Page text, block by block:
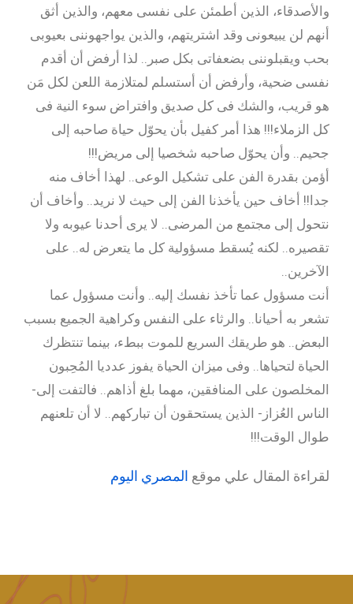
والأصدقاء، الذين أطمئن على نفسى معهم، والذين أثق
أنهم لن يبيعونى وقد اشتريتهم، والذين يواجهوننى بعيوبى
بحب ويقبلوننى بضعفاتى بكل صبر.. لذا أرفض أن أقدم
نفسى ضحية، وأرفض أن أستسلم لمتلازمة اللعن لكل مَن
هو قريب، والشك فى كل صديق وافتراض سوء النية فى
كل الزملاء!!! هذا أمر كفيل بأن يحوّل حياة صاحبه إلى
جحيم.. وأن يحوّل صاحبه شخصيا إلى مريض!!!
أؤمن بقدرة الفن على تشكيل الوعى.. لهذا أخاف منه
جدا!! أخاف حين يأخذنا الفن إلى حيث لا نريد.. وأخاف أن
نتحول إلى مجتمع من المرضى.. لا يرى أحدنا عيوبه ولا
تقصيره.. لكنه يُسقط مسؤولية كل ما يتعرض له.. على
الآخرين..
أنت مسؤول عما تأخذ نفسك إليه.. وأنت مسؤول عما
تشعر به أحيانا.. والرثاء على النفس وكراهية الجميع بسبب
البعض.. هو طريقك السريع للموت ببطء، بينما تنتظرك
الحياة لتحياها.. وفى ميزان الحياة يفوز عدديا المُحِبون
المخلصون على المنافقين، مهما بلغ أذاهم.. فالتفت إلى-
الناس العُزاز- الذين يستحقون أن تباركهم.. لا أن تلعنهم
طوال الوقت!!!
لقراءة المقال علي موقع المصري اليوم